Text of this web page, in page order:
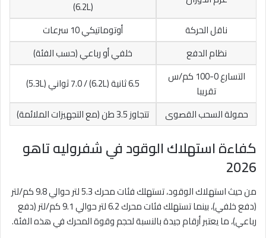
(6.2L)
ناقل الحركة
أوتوماتيكي 10 سرعات
نظام الدفع
خلفي أو رباعي (حسب الفئة)
التسارع 0-100 كم/س
تقريبا
6.5 ثانية (6.2L) / 7.0 ثواني (5.3L)
حمولة السحب القصوى
تتجاوز 3.5 طن (مع التجهيزات الملائمة)
كفاءة استهلاك الوقود في شفروليه تاهو
2026
من حيث استهلاك الوقود، تستهلك فئات محرك 5.3 لتر حوالي 9.8 كم/لتر
(دفع خلفي)، بينما تستهلك فئات محرك 6.2 لتر حوالي 9.1 كم/لتر (دفع
رباعي)، ما يعتبر أرقام جيدة بالنسبة لحجم وقوة المحرك في هذه الفئة.